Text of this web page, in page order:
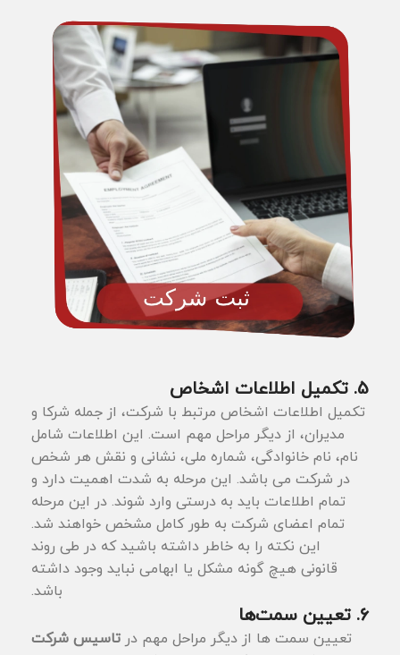
5. تکمیل اطلاعات اشخاص
تکمیل اطلاعات اشخاص مرتبط با شرکت، از جمله شرکا و
مدیران، از دیگر مراحل مهم است. این اطلاعات شامل
نام، نام خانوادگی، شماره ملی، نشانی و نقش هر شخص
در شرکت می ‌باشد. این مرحله به شدت اهمیت دارد و
تمام اطلاعات باید به درستی وارد شوند. در این مرحله
تمام اعضای شرکت به طور کامل مشخص خواهند شد.
این نکته را به خاطر داشته باشید که در طی روند
قانونی هیچ گونه مشکل یا ابهامی نباید وجود داشته
باشد.
6. تعیین سمت‌ها
تعیین سمت ها از دیگر مراحل مهم در تاسیس شرکت